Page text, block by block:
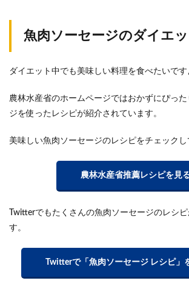
魚肉ソーセージのダイエ
ダイエット中でも美味しい料理を食べたいです
農林水産省のホームページではおかずにぴっ
ジを使ったレシピが紹介されています。
美味しい魚肉ソーセージのレシピをチェックし
農林水産省推薦レシピを見
Twitterでもたくさんの魚肉ソーセージのレシ
す。
Twitterで「魚肉ソーセージ レシピ」